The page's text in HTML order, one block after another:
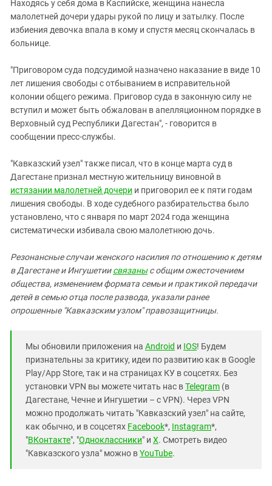
Находясь у себя дома в Каспийске, женщина нанесла
малолетней дочери удары рукой по лицу и затылку. После
избиения девочка впала в кому и спустя месяц скончалась в
больнице.
"Приговором суда подсудимой назначено наказание в виде 10
лет лишения свободы с отбыванием в исправительной
колонии общего режима. Приговор суда в законную силу не
вступил и может быть обжалован в апелляционном порядке в
Верховный суд Республики Дагестан", - говорится в
сообщении пресс-службы.
"Кавказский узел" также писал, что в конце марта суд в
Дагестане признал местную жительницу виновной в
истязании малолетней дочери и приговорил ее к пяти годам
лишения свободы. В ходе судебного разбирательства было
установлено, что с января по март 2024 года женщина
систематически избивала свою малолетнюю дочь.
Резонансные случаи женского насилия по отношению к детям
в Дагестане и Ингушетиисвязаныс общим ожесточением
общества, изменением формата семьи и практикой передачи
детей в семью отца после развода, указали ранее
опрошенные "Кавказским узлом" правозащитницы.
Мы обновили приложения на Android и IOS! Будем
признательны за критику, идеи по развитию как в Google
Play/App Store, так и на страницах КУ в соцсетях. Без
установки VPN вы можете читать нас вTelegram (в
Дагестане, Чечне и Ингушетии – с VPN). Через VPN
можно продолжать читать "Кавказский узел" на сайте,
как обычно, и в соцсетях Facebook*, Instagram*,
"ВКонтакте", "Одноклассники" и X. Смотреть видео
"Кавказского узла" можно вYouTube.